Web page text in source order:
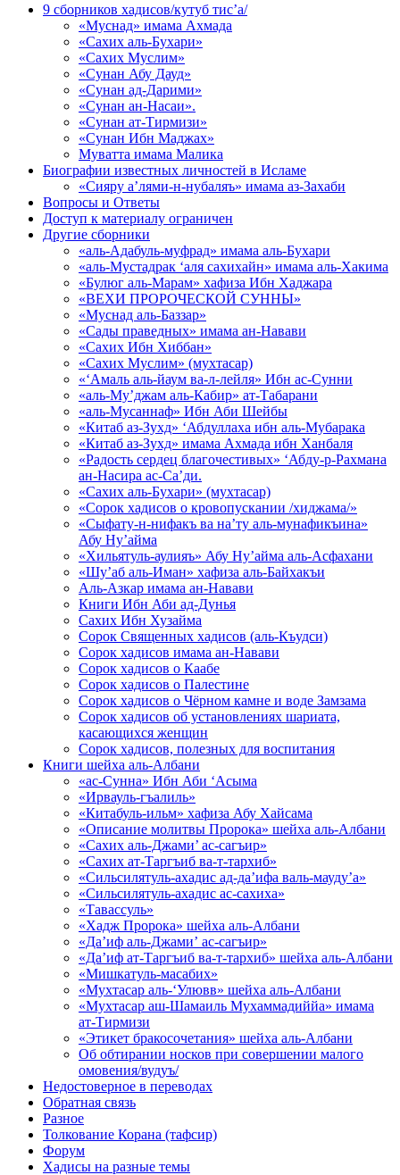
9 сборников хадисов/кутуб тис’а/
«Муснад» имама Ахмада
«Сахих аль-Бухари»
«Сахих Муслим»
«Сунан Абу Дауд»
«Сунан ад-Дарими»
«Сунан ан-Насаи».
«Сунан ат-Тирмизи»
«Сунан Ибн Маджах»
Муватта имама Малика
Биографии известных личностей в Исламе
«Сияру а’лями-н-нубаляъ» имама аз-Захаби
Вопросы и Ответы
Доступ к материалу ограничен
Другие сборники
«аль-Адабуль-муфрад» имама аль-Бухари
«аль-Мустадрак ‘аля сахихайн» имама аль-Хакима
«Булюг аль-Марам» хафиза Ибн Хаджара
«ВЕХИ ПРОРОЧЕСКОЙ СУННЫ»
«Муснад аль-Баззар»
«Сады праведных» имама ан-Навави
«Сахих Ибн Хиббан»
«Сахих Муслим» (мухтасар)
«‘Амаль аль-йаум ва-л-лейля» Ибн ас-Сунни
«аль-Му’джам аль-Кабир» ат-Табарани
«аль-Мусаннаф» Ибн Аби Шейбы
«Китаб аз-Зухд» ‘Абдуллаха ибн аль-Мубарака
«Китаб аз-Зухд» имама Ахмада ибн Ханбаля
«Радость сердец благочестивых» ‘Абду-р-Рахмана
ан-Насира ас-Са’ди.
«Сахих аль-Бухари» (мухтасар)
«Сорок хадисов о кровопускании /хиджама/»
«Сыфату-н-нифакъ ва на’ту аль-мунафикъина»
Абу Ну’айма
«Хильятуль-аулияъ» Абу Ну’айма аль-Асфахани
«Шу’аб аль-Иман» хафиза аль-Байхакъи
Аль-Азкар имама ан-Навави
Книги Ибн Аби ад-Дунья
Сахих Ибн Хузайма
Сорок Священных хадисов (аль-Къудси)
Сорок хадисов имама ан-Навави
Сорок хадисов о Каабе
Сорок хадисов о Палестине
Сорок хадисов о Чёрном камне и воде Замзама
Сорок хадисов об установлениях шариата,
касающихся женщин
Сорок хадисов, полезных для воспитания
Книги шейха аль-Албани
«ас-Сунна» Ибн Аби ‘Асыма
«Ирвауль-гъалиль»
«Китабуль-ильм» хафиза Абу Хайсама
«Описание молитвы Пророка» шейха аль-Албани
«Сахих аль-Джами’ ас-сагъир»
«Сахих ат-Таргъиб ва-т-тархиб»
«Сильсилятуль-ахадис ад-да’ифа валь-мауду’а»
«Сильсилятуль-ахадис ас-сахиха»
«Тавассуль»
«Хадж Пророка» шейха аль-Албани
«Да’иф аль-Джами’ ас-сагъир»
«Да’иф ат-Таргъиб ва-т-тархиб» шейха аль-Албани
«Мишкатуль-масабих»
«Мухтасар аль-‘Улювв» шейха аль-Албани
«Мухтасар аш-Шамаиль Мухаммадиййа» имама
ат-Тирмизи
«Этикет бракосочетания» шейха аль-Албани
Об обтирании носков при совершении малого
омовения/вудуъ/
Недостоверное в переводах
Обратная связь
Разное
Толкование Корана (тафсир)
Форум
Хадисы на разные темы